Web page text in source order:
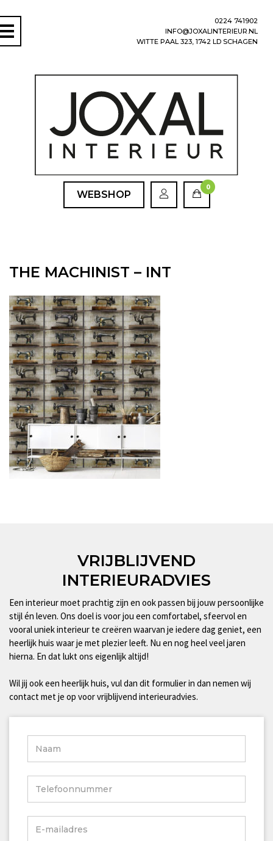
0224 741902
INFO@JOXALINTERIEUR.NL
WITTE PAAL 323, 1742 LD SCHAGEN
WEBSHOP
0
THE MACHINIST – INT
VRIJBLIJVEND
INTERIEURADVIES
Een interieur moet prachtig zijn en ook passen bij jouw persoonlijke
stijl én leven. Ons doel is voor jou een comfortabel, sfeervol en
vooral uniek interieur te creëren waarvan je iedere dag geniet, een
heerlijk huis waar je met plezier leeft. Nu en nog heel veel jaren
hierna. En dat lukt ons eigenlijk altijd!
Wil jij ook een heerlijk huis, vul dan dit formulier in dan nemen wij
contact met je op voor vrijblijvend interieuradvies.